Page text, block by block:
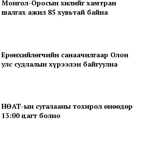
Magazine PRO
Монгол-Оросын хилийг хамтран
шалгах ажил 85 хувьтай байна
Ерөнхийлөгчийн санаачилгаар Олон
улс судлалын хүрээлэн байгуулна
НӨАТ-ын сугалааны тохирол өнөөдөр
13:00 цагт болно